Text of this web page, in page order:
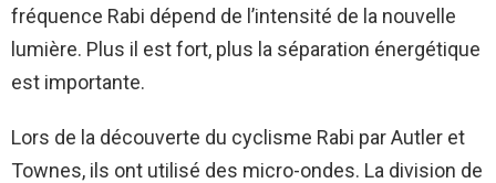
fréquence Rabi dépend de l’intensité de la nouvelle
lumière. Plus il est fort, plus la séparation énergétique
est importante.
Lors de la découverte du cyclisme Rabi par Autler et
Townes, ils ont utilisé des micro-ondes. La division de